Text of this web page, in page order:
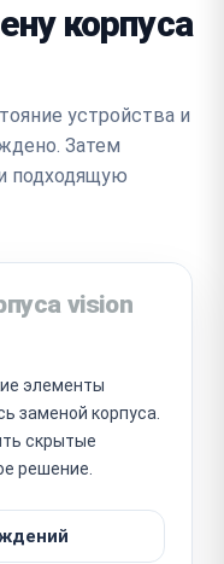
корпуса
устройства и
Затем
подходящую
vision
элементы
заменой корпуса.
скрытые
решение.